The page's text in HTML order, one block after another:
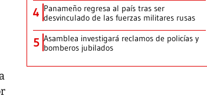
4 Panameño regresa al país tras ser
desvinculado de las fuerzas militares rusas
5 Asamblea investigará reclamos de policías y
bomberos jubilados